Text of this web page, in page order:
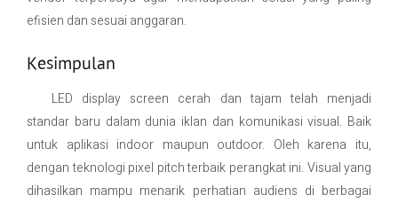
efisien dan sesuai anggaran.
Kesimpulan
LED display screen cerah dan tajam telah menjadi
standar baru dalam dunia iklan dan komunikasi visual. Baik
untuk aplikasi indoor maupun outdoor. Oleh karena itu,
dengan teknologi pixel pitch terbaik perangkat ini. Visual yang
dihasilkan mampu menarik perhatian audiens di berbagai